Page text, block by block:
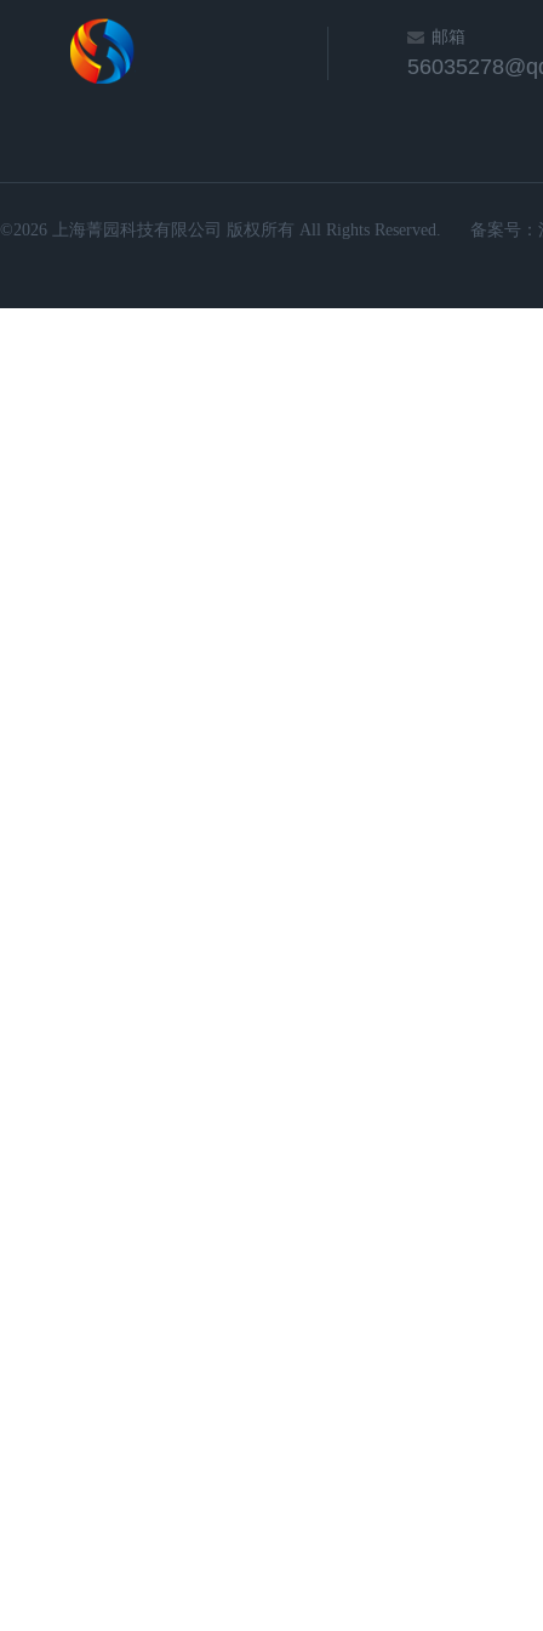
邮箱
©2026 上海菁园科技有限公司 版权所有 All Rights Reserved. 备案号：